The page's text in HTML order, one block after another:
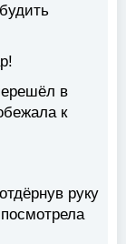
в
к
руку